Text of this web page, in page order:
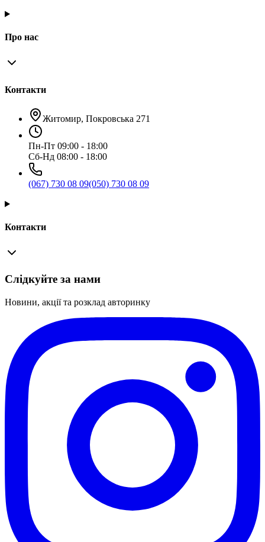
Про нас
Контакти
Житомир, Покровська 271
Пн-Пт 09:00 - 18:00
Сб-Нд 08:00 - 18:00
(067) 730 08 09(050) 730 08 09
Контакти
Слідкуйте за нами
Новини, акції та розклад авторинку